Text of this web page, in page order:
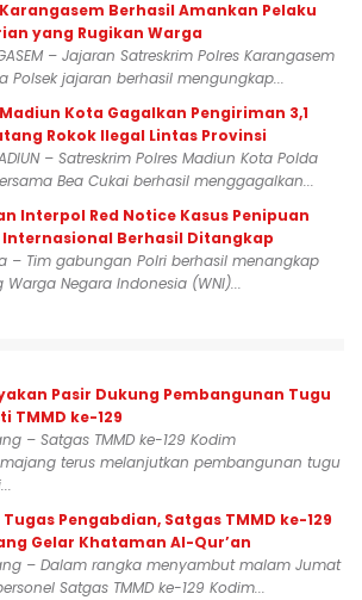
Berhasil Amankan Pelaku
yang Rugikan Warga
– Jajaran Satreskrim Polres Karangasem
Polsek jajaran berhasil mengungkap...
Kota Gagalkan Pengiriman 3,1
Rokok Ilegal Lintas Provinsi
– Satreskrim Polres Madiun Kota Polda
Bea Cukai berhasil menggagalkan...
Interpol Red Notice Kasus Penipuan
Internasional Berhasil Ditangkap
– Tim gabungan Polri berhasil menangkap
Warga Negara Indonesia (WNI)...
Pasir Dukung Pembangunan Tugu
TMMD ke-129
– Satgas TMMD ke-129 Kodim
terus melanjutkan pembangunan tugu
Tugas Pengabdian, Satgas TMMD ke-129
Gelar Khataman Al-Qur’an
– Dalam rangka menyambut malam Jumat
Satgas TMMD ke-129 Kodim...